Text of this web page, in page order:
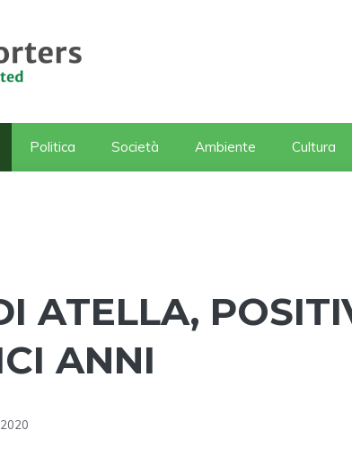
Politica Società Ambiente Cultura
ATELLA,
ANNI